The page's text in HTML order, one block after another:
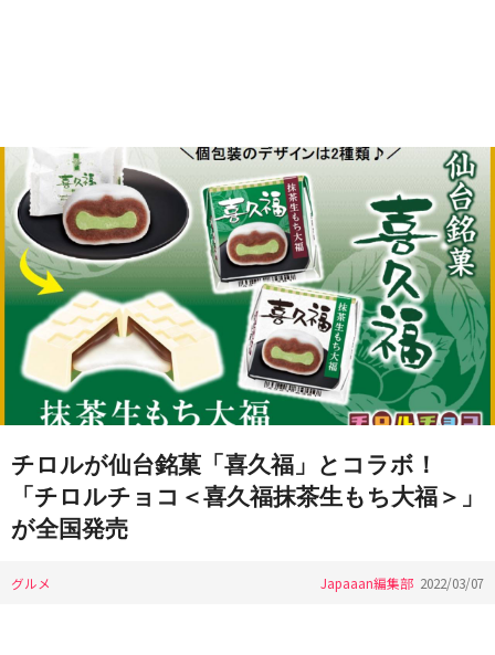
チロルが仙台銘菓「喜久福」とコラボ！
「チロルチョコ＜喜久福抹茶生もち大福＞」
が全国発売
グルメ Japaaan編集部 2022/03/07